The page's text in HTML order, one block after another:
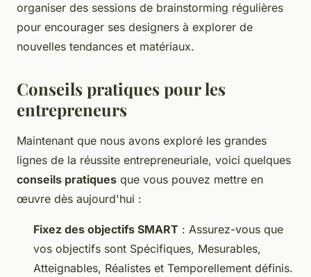
organiser des sessions de brainstorming régulières
pour encourager ses designers à explorer de
nouvelles tendances et matériaux.
Conseils pratiques pour les
entrepreneurs
Maintenant que nous avons exploré les grandes
lignes de la réussite entrepreneuriale, voici quelques
conseils pratiques que vous pouvez mettre en
œuvre dès aujourd'hui :
Fixez des objectifs SMART : Assurez-vous que
vos objectifs sont Spécifiques, Mesurables,
Atteignables, Réalistes et Temporellement définis.